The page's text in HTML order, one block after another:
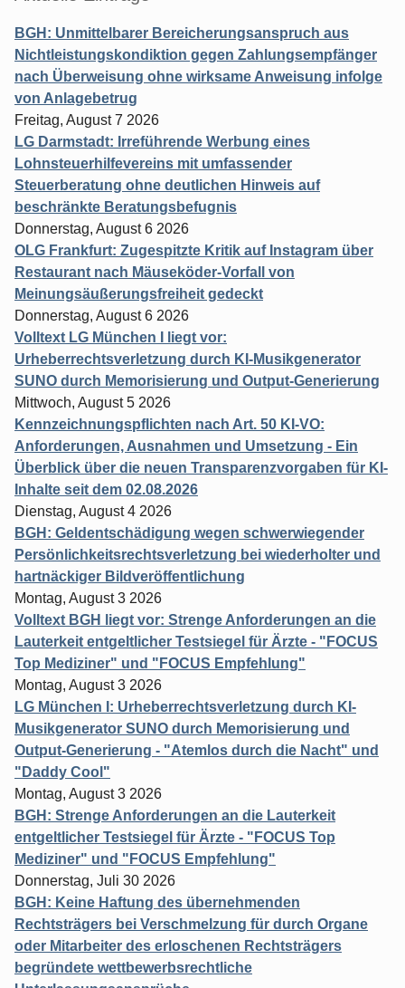
BGH: Unmittelbarer Bereicherungsanspruch aus
Nichtleistungskondiktion gegen Zahlungsempfänger
nach Überweisung ohne wirksame Anweisung infolge
von Anlagebetrug
Freitag, August 7 2026
LG Darmstadt: Irreführende Werbung eines
Lohnsteuerhilfevereins mit umfassender
Steuerberatung ohne deutlichen Hinweis auf
beschränkte Beratungsbefugnis
Donnerstag, August 6 2026
OLG Frankfurt: Zugespitzte Kritik auf Instagram über
Restaurant nach Mäuseköder-Vorfall von
Meinungsäußerungsfreiheit gedeckt
Donnerstag, August 6 2026
Volltext LG München I liegt vor:
Urheberrechtsverletzung durch KI-Musikgenerator
SUNO durch Memorisierung und Output-Generierung
Mittwoch, August 5 2026
Kennzeichnungspflichten nach Art. 50 KI-VO:
Anforderungen, Ausnahmen und Umsetzung - Ein
Überblick über die neuen Transparenzvorgaben für KI-
Inhalte seit dem 02.08.2026
Dienstag, August 4 2026
BGH: Geldentschädigung wegen schwerwiegender
Persönlichkeitsrechtsverletzung bei wiederholter und
hartnäckiger Bildveröffentlichung
Montag, August 3 2026
Volltext BGH liegt vor: Strenge Anforderungen an die
Lauterkeit entgeltlicher Testsiegel für Ärzte - "FOCUS
Top Mediziner" und "FOCUS Empfehlung"
Montag, August 3 2026
LG München I: Urheberrechtsverletzung durch KI-
Musikgenerator SUNO durch Memorisierung und
Output-Generierung - "Atemlos durch die Nacht" und
"Daddy Cool"
Montag, August 3 2026
BGH: Strenge Anforderungen an die Lauterkeit
entgeltlicher Testsiegel für Ärzte - "FOCUS Top
Mediziner" und "FOCUS Empfehlung"
Donnerstag, Juli 30 2026
BGH: Keine Haftung des übernehmenden
Rechtsträgers bei Verschmelzung für durch Organe
oder Mitarbeiter des erloschenen Rechtsträgers
begründete wettbewerbsrechtliche